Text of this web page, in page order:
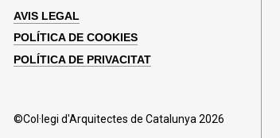
AVIS LEGAL
POLÍTICA DE COOKIES
POLÍTICA DE PRIVACITAT
©Col·legi d'Arquitectes de Catalunya 2026